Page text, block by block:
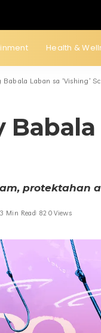
Health &
Laban sa ‘Vishing’
Babala
protektahan
3 Min Read 820 Views